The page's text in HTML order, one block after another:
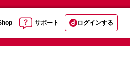
サポート ログインする